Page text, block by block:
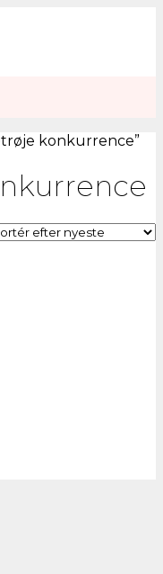
konkurrence”